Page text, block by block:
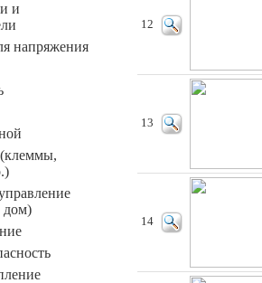
и
напряжения
12
13
14